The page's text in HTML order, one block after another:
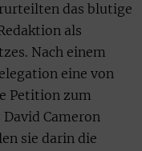
das blutige
als
Nach einem
eine von
Petition zum
Cameron
sie darin die